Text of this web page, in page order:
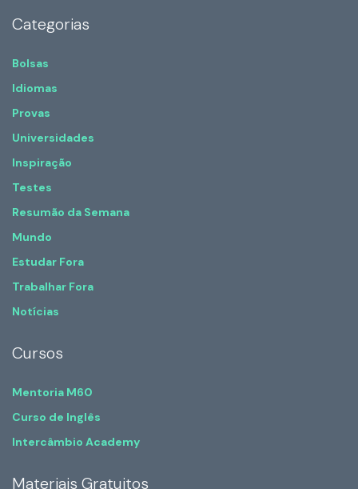
Categorias
Bolsas
Idiomas
Provas
Universidades
Inspiração
Testes
Resumão da Semana
Mundo
Estudar Fora
Trabalhar Fora
Notícias
Cursos
Mentoria M60
Curso de Inglês
Intercâmbio Academy
Materiais Gratuitos